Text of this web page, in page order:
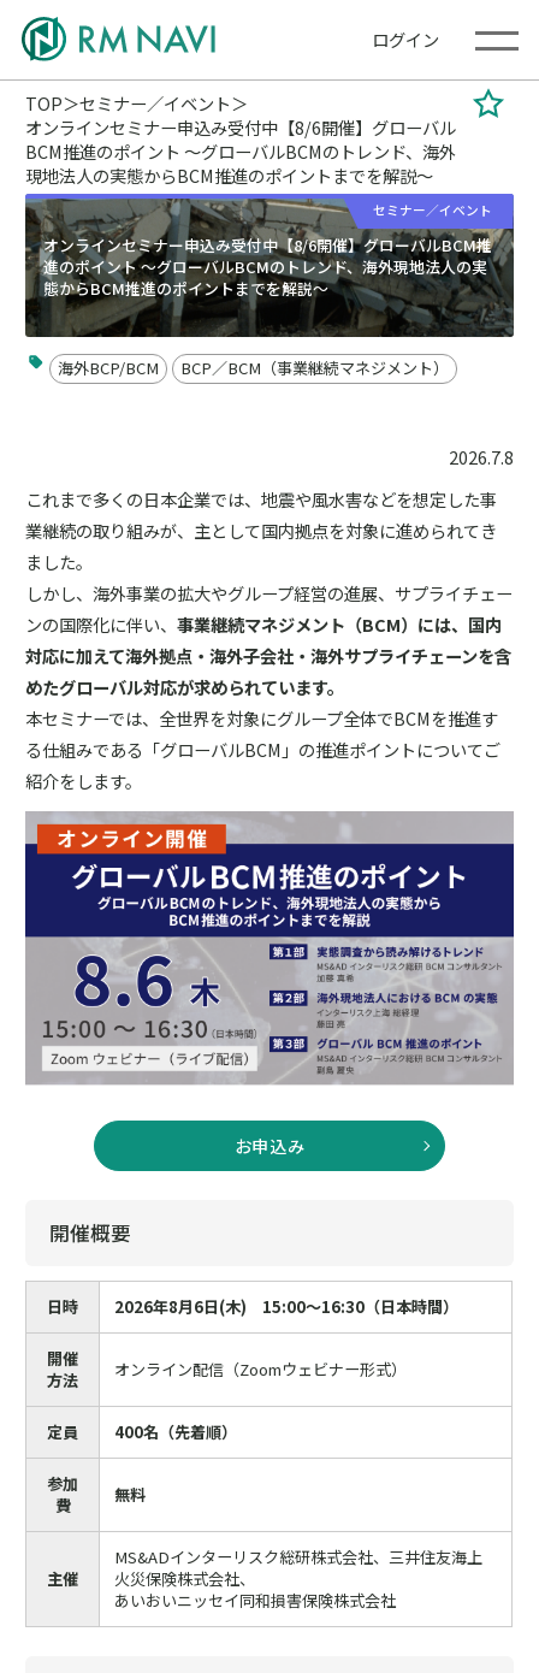
ログイン
TOP
セミナー／イベント
オンラインセミナー申込み受付中【8/6開催】グローバル
BCM推進のポイント ～グローバルBCMのトレンド、海外
現地法人の実態からBCM推進のポイントまでを解説～
セミナー／イベント
オンラインセミナー申込み受付中【8/6開催】グローバルBCM推
進のポイント ～グローバルBCMのトレンド、海外現地法人の実
態からBCM推進のポイントまでを解説～
海外BCP/BCM BCP／BCM（事業継続マネジメント）
2026.7.8
これまで多くの日本企業では、地震や風水害などを想定した事
業継続の取り組みが、主として国内拠点を対象に進められてき
ました。
しかし、海外事業の拡大やグループ経営の進展、サプライチェー
ンの国際化に伴い、事業継続マネジメント（BCM）には、国内
対応に加えて海外拠点・海外子会社・海外サプライチェーンを含
めたグローバル対応が求められています。
本セミナーでは、全世界を対象にグループ全体でBCMを推進す
る仕組みである「グローバルBCM」の推進ポイントについてご
紹介をします。
お申込み
開催概要
日時 2026年8月6日(木) 15:00～16:30（日本時間）
開催
方法
オンライン配信（Zoomウェビナー形式）
定員 400名（先着順）
参加
費
無料
主催
MS&ADインターリスク総研株式会社、三井住友海上
火災保険株式会社、
あいおいニッセイ同和損害保険株式会社